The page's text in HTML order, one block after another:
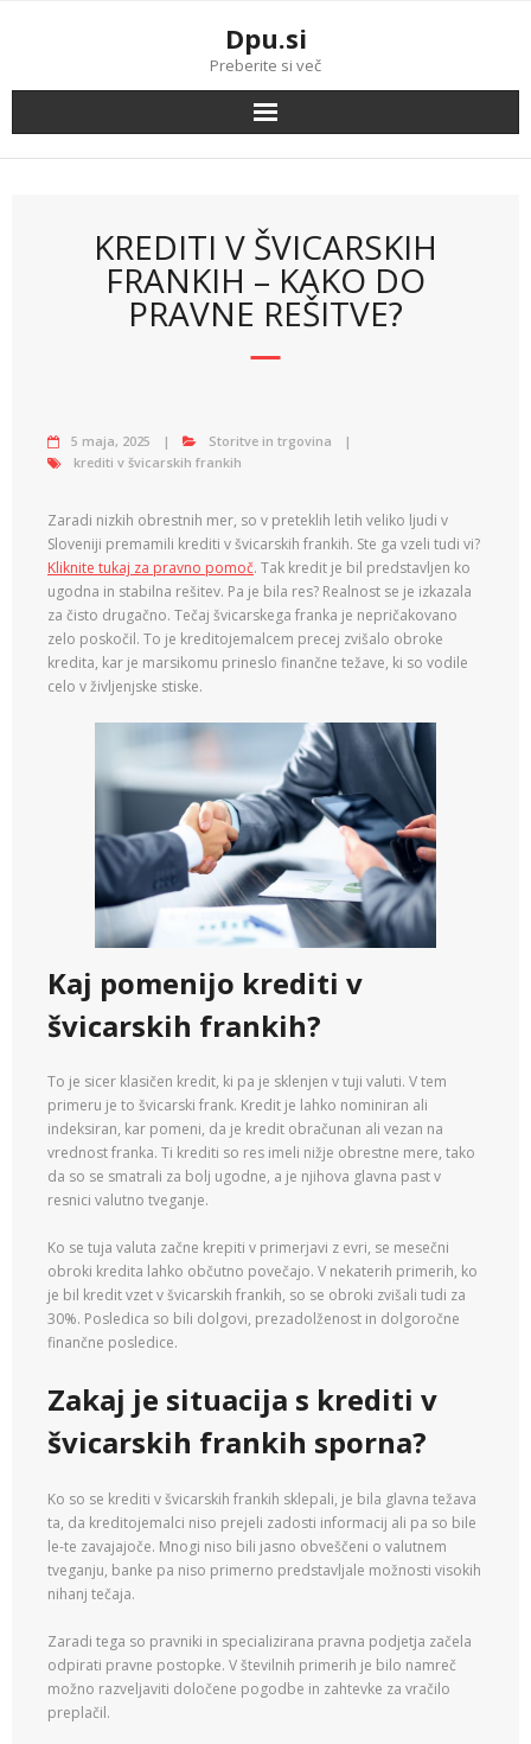
Dpu.si
Preberite si več
KREDITI V ŠVICARSKIH
FRANKIH – KAKO DO
PRAVNE REŠITVE?
5 maja, 2025
Storitve in trgovina
krediti v švicarskih frankih
Zaradi nizkih obrestnih mer, so v preteklih letih veliko ljudi v
Sloveniji premamili krediti v švicarskih frankih. Ste ga vzeli tudi vi?
Kliknite tukaj za pravno pomoč. Tak kredit je bil predstavljen ko
ugodna in stabilna rešitev. Pa je bila res? Realnost se je izkazala
za čisto drugačno. Tečaj švicarskega franka je nepričakovano
zelo poskočil. To je kreditojemalcem precej zvišalo obroke
kredita, kar je marsikomu prineslo finančne težave, ki so vodile
celo v življenjske stiske.
Kaj pomenijo krediti v
švicarskih frankih?
To je sicer klasičen kredit, ki pa je sklenjen v tuji valuti. V tem
primeru je to švicarski frank. Kredit je lahko nominiran ali
indeksiran, kar pomeni, da je kredit obračunan ali vezan na
vrednost franka. Ti krediti so res imeli nižje obrestne mere, tako
da so se smatrali za bolj ugodne, a je njihova glavna past v
resnici valutno tveganje.
Ko se tuja valuta začne krepiti v primerjavi z evri, se mesečni
obroki kredita lahko občutno povečajo. V nekaterih primerih, ko
je bil kredit vzet v švicarskih frankih, so se obroki zvišali tudi za
30%. Posledica so bili dolgovi, prezadolženost in dolgoročne
finančne posledice.
Zakaj je situacija s krediti v
švicarskih frankih sporna?
Ko so se krediti v švicarskih frankih sklepali, je bila glavna težava
ta, da kreditojemalci niso prejeli zadosti informacij ali pa so bile
le-te zavajajoče. Mnogi niso bili jasno obveščeni o valutnem
tveganju, banke pa niso primerno predstavljale možnosti visokih
nihanj tečaja.
Zaradi tega so pravniki in specializirana pravna podjetja začela
odpirati pravne postopke. V številnih primerih je bilo namreč
možno razveljaviti določene pogodbe in zahtevke za vračilo
preplačil.